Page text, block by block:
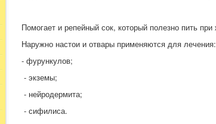
Помогает и репейный сок, который полезно пить
Наружно настои и отвары применяются для лечения:
- фурункулов;
- экземы;
- нейродермита;
- сифилиса.